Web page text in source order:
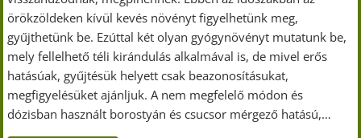
örökzöldeken kívül kevés növényt figyelhetünk meg,
gyűjthetünk be. Ezúttal két olyan gyógynövényt mutatunk be,
mely fellelhető téli kirándulás alkalmával is, de mivel erős
hatásúak, gyűjtésük helyett csak beazonosításukat,
megfigyelésüket ajánljuk. A nem megfelelő módon és
dózisban használt borostyán és csucsor mérgező hatású,…